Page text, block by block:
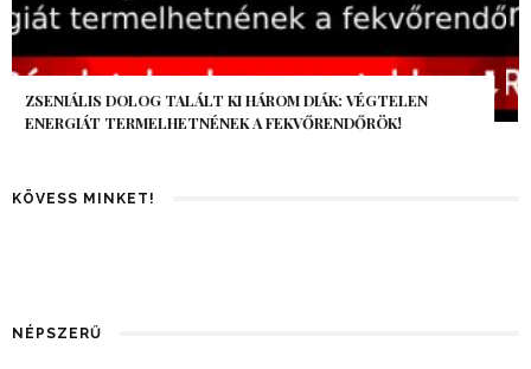
AZ AI-VILÁGVÉGE ÁRNYÉKA, CSAK PÁR ÓRA VOLT, MÉGIS AZ
EGÉSZ VILÁG MEGÉREZTE…
KÖVESS MINKET!
NÉPSZERŰ